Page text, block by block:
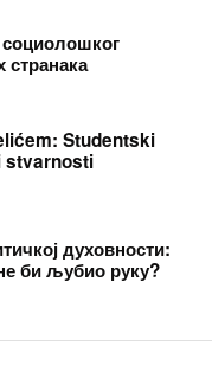
странака
Studentski
stvarnosti
духовности:
би љубио руку?